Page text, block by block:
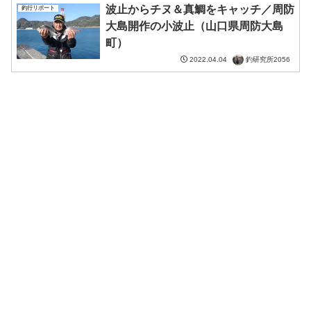
釣行リポート
波止からチヌ＆真鯛をキャッチ／周防
大島開作の小波止（山口県周防大島
町）
2022.04.04 釣研究所2056